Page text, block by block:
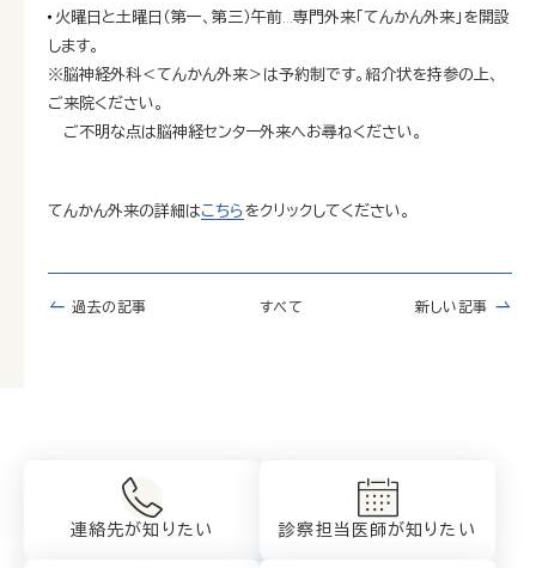
火曜日と土曜日（第一、第三）午前…専門外来「てんかん外来」を開設
します。
※脳神経外科＜てんかん外来＞は予約制です。紹介状を持参の上、
ご来院ください。
ご不明な点は脳神経センター外来へお尋ねください。
てんかん外来の詳細はこちらをクリックしてください。
過去の記事 すべて 新しい記事
連絡先が知りたい 診察担当医師が知りたい